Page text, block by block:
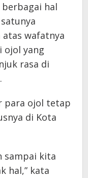
hal
atas wafatnya
ojol yang
rasa di
para ojol tetap
di Kota
sampai kita
hal,” kata